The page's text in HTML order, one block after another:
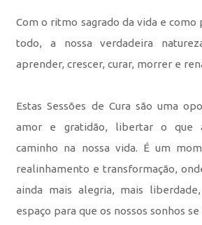
Com o ritmo sagrado da vida e
todo, a nossa verdadeira
aprender, crescer, curar, morrer e
Estas Sessões de Cura são uma
amor e gratidão, libertar o que
caminho na nossa vida. É um
realinhamento e transformação,
ainda mais alegria, mais
espaço para que os nossos sonhos